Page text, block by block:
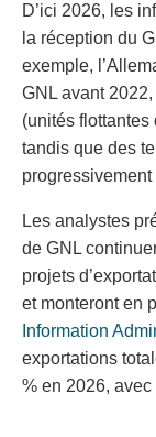
D’ici 2026, les
la réception du
exemple,
GNL avant
(unités flottantes
tandis que des
progressivement
Les analystes
de GNL
projets
et monteront en
Information
exportations
% en 2026,